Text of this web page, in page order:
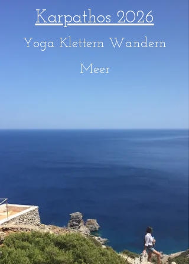
Karpathos 2026
Yoga Klettern Wandern
Meer